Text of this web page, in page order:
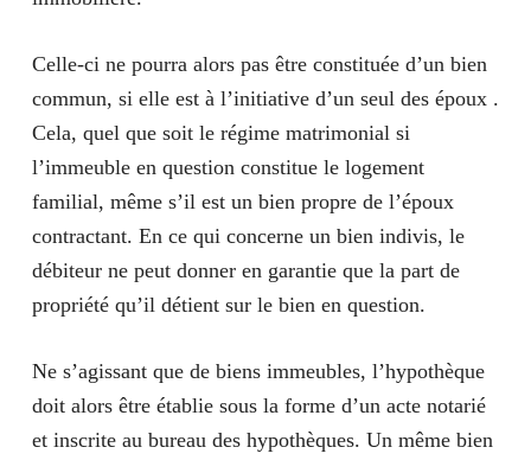
Celle-ci ne pourra alors pas être constituée d’un bien
commun, si elle est à l’initiative d’un seul des époux .
Cela, quel que soit le régime matrimonial si
l’immeuble en question constitue le logement
familial, même s’il est un bien propre de l’époux
contractant. En ce qui concerne un bien indivis, le
débiteur ne peut donner en garantie que la part de
propriété qu’il détient sur le bien en question.
Ne s’agissant que de biens immeubles, l’hypothèque
doit alors être établie sous la forme d’un acte notarié
et inscrite au bureau des hypothèques. Un même bien